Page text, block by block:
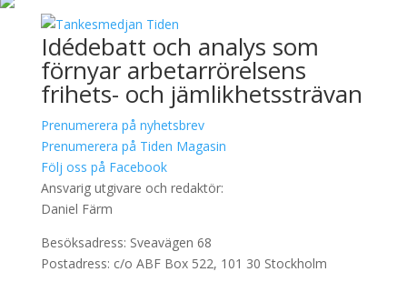
Idédebatt och analys som
förnyar arbetarrörelsens
frihets- och jämlikhetssträvan
Prenumerera på nyhetsbrev
Prenumerera på Tiden Magasin
Följ oss på Facebook
Ansvarig utgivare och redaktör:
Daniel Färm
Besöksadress: Sveavägen 68
Postadress: c/o ABF Box 522, 101 30 Stockholm